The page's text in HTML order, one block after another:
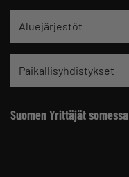
Aluejärjestöt
Paikallisyhdistykset
Suomen Yrittäjät somessa